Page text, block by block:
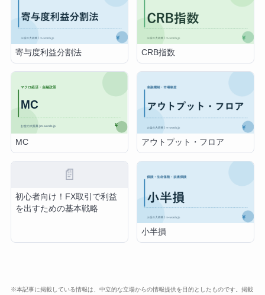
寄与度利益分割法 CRB指数
MC アウトプット・フロア
📄
初心者向け！FX取引で利益
を出すための基本戦略
小半損
※本記事に掲載している情報は、中立的な立場からの情報提供を目的としたものです。掲載